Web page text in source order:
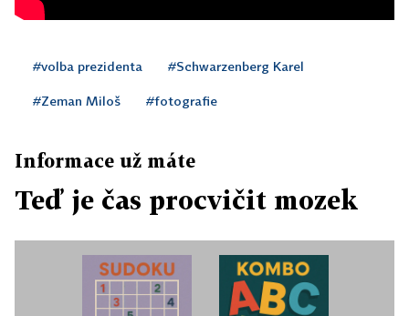
#volba prezidenta #Schwarzenberg Karel
#Zeman Miloš #fotografie
Informace už máte
Teď je čas procvičit mozek